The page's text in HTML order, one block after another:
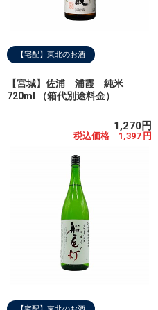
【宅配】東北のお酒
【宮城】佐浦 浦霞 純米
720ml （箱代別途料金）
1,270円
税込価格 1,397 円